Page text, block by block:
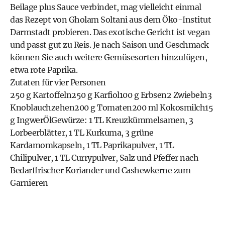
Beilage plus Sauce verbindet, mag vielleicht einmal
dasRezept von Gholam Soltani aus dem Öko-Institut
Darmstadt probieren. Das exotische Gericht ist vegan
und passt gut zu Reis. Je nach Saison und Geschmack
können Sie auch weitere Gemüsesorten hinzufügen,
etwa rote Paprika.
Zutaten für vier Personen
250 g Kartoffeln250 g Karfiol100 g Erbsen2 Zwiebeln3
Knoblauchzehen200 g Tomaten200 ml Kokosmilch15
g IngwerÖlGewürze: 1 TL Kreuzkümmelsamen, 3
Lorbeerblätter, 1 TL Kurkuma, 3 grüne
Kardamomkapseln, 1 TL Paprikapulver, 1 TL
Chilipulver, 1 TL Currypulver, Salz und Pfeffer nach
Bedarffrischer Koriander und Cashewkerne zum
Garnieren